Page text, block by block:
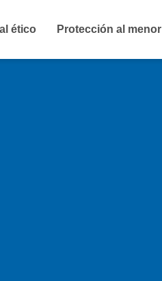
ético Protección al menor